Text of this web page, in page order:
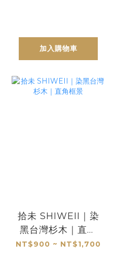
加入購物車
拾未 SHIWEII｜染
黑台灣杉木｜直角
框景
NT$900 ~ NT$1,700